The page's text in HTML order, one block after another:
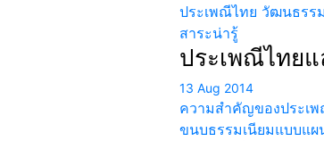
ประเพณีไทย วัฒนธรร
สาระน่ารู้
ประเพณีไทย
13 Aug 2014
ความสำคัญของประเ
ขนบธรรมเนียมแบบแผ